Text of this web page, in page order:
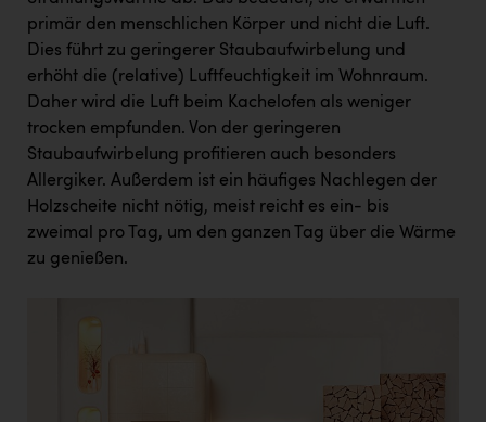
primär den menschlichen Körper und nicht die Luft.
Dies führt zu geringerer Staubaufwirbelung und
erhöht die (relative) Luftfeuchtigkeit im Wohnraum.
Daher wird die Luft beim Kachelofen als weniger
trocken empfunden. Von der geringeren
Staubaufwirbelung profitieren auch besonders
Allergiker. Außerdem ist ein häufiges Nachlegen der
Holzscheite nicht nötig, meist reicht es ein- bis
zweimal pro Tag, um den ganzen Tag über die Wärme
zu genießen.